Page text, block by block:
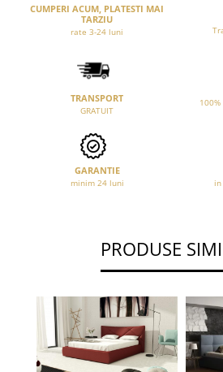
CUMPERI ACUM, PLATESTI MAI
TARZIU
rate 3-24 luni
TRANSPORT
GRATUIT
GARANTIE
minim 24 luni
PRODUSE